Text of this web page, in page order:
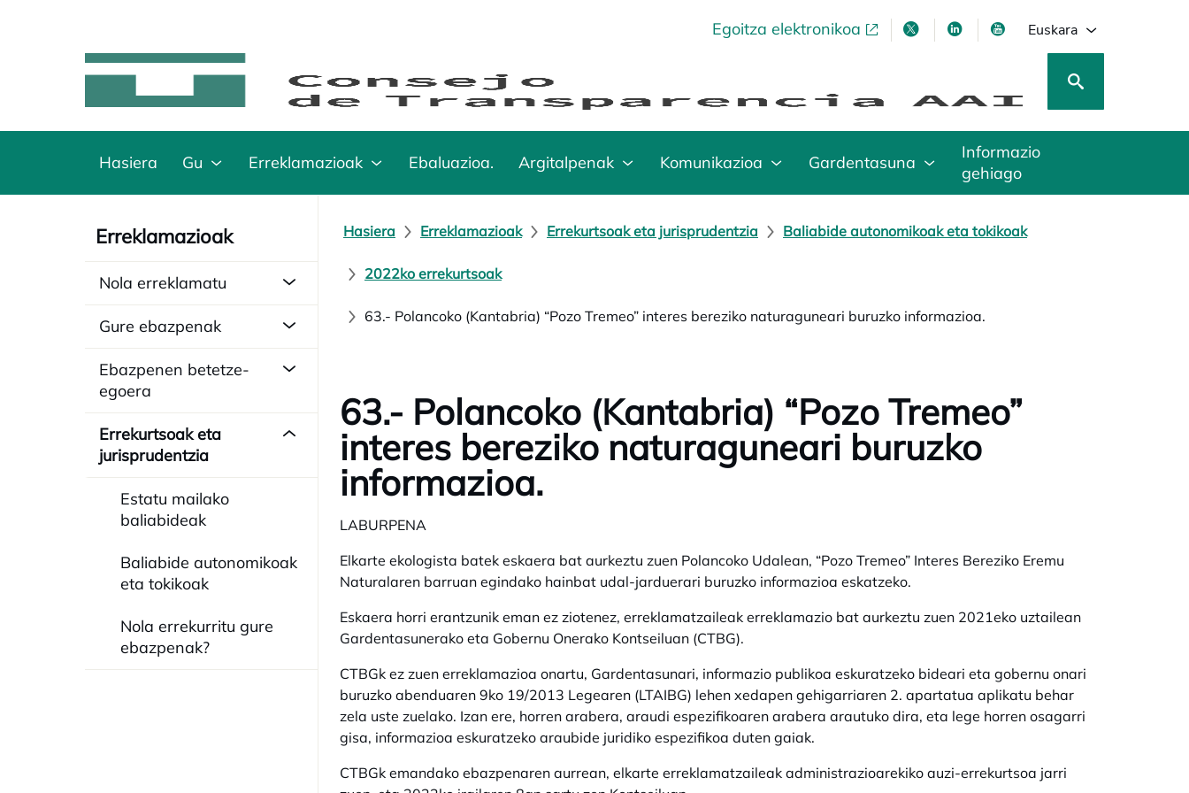
Egoitza elektronikoaopens in a new tabopens in a new tab
opens in a new tab
opens in a new tab
Euskara
Hasiera Gu Erreklamazioak Ebaluazioa. Argitalpenak Komunikazioa Gardentasuna
Informazio
gehiago
Erreklamazioak
Nola erreklamatu
Gure ebazpenak
Ebazpenen betetze-
egoera
Errekurtsoak eta
jurisprudentzia
Estatu mailako
baliabideak
Baliabide autonomikoak
eta tokikoak
Nola errekurritu gure
ebazpenak?
Hasiera Erreklamazioak Errekurtsoak eta jurisprudentzia Baliabide autonomikoak eta tokikoak
2022ko errekurtsoak
63.- Polancoko (Kantabria) “Pozo Tremeo” interes bereziko naturaguneari buruzko informazioa.
63.- Polancoko (Kantabria) “Pozo Tremeo”
interes bereziko naturaguneari buruzko
informazioa.
LABURPENA
Elkarte ekologista batek eskaera bat aurkeztu zuen Polancoko Udalean, “Pozo Tremeo” Interes Bereziko Eremu
Naturalaren barruan egindako hainbat udal-jarduerari buruzko informazioa eskatzeko.
Eskaera horri erantzunik eman ez ziotenez, erreklamatzaileak erreklamazio bat aurkeztu zuen 2021eko uztailean
Gardentasunerako eta Gobernu Onerako Kontseiluan (CTBG).
CTBGk ez zuen erreklamazioa onartu, Gardentasunari, informazio publikoa eskuratzeko bideari eta gobernu onari
buruzko abenduaren 9ko 19/2013 Legearen (LTAIBG) lehen xedapen gehigarriaren 2. apartatua aplikatu behar
zela uste zuelako. Izan ere, horren arabera, araudi espezifikoaren arabera arautuko dira, eta lege horren osagarri
gisa, informazioa eskuratzeko araubide juridiko espezifikoa duten gaiak.
CTBGk emandako ebazpenaren aurrean, elkarte erreklamatzaileak administrazioarekiko auzi-errekurtsoa jarri